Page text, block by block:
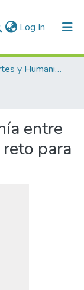
Log In (current)
Escuela de Artes y Humanidades
entre
para